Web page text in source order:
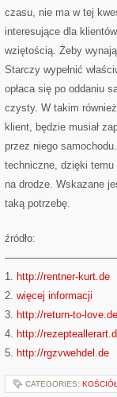
czasu, nie ma w tej
interesujące dla
wziętością. Żeby
Starczy wypełnić
opłaca się po oddaniu
czysty. W takim
klient, będzie musiał
przez niego
techniczne, dzięki temu
na drodze. Wskazane
taką potrzebę.
źródło:
———————————
1. http://rentner-kurt.de
2. więcej informacji
3. http://return-to-love.de
4. http://
5. http://rgzvwehdel.de
CATEGORIES: KOŚCIÓŁ